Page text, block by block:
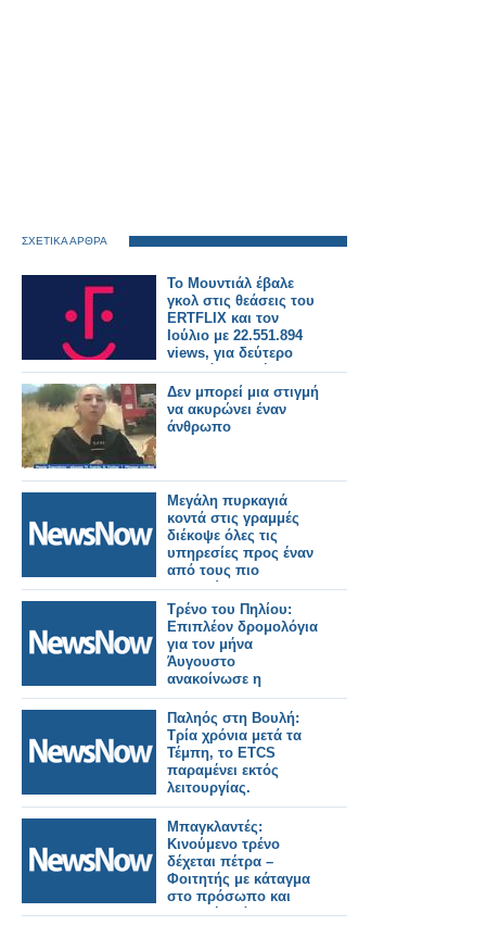
ΣΧΕΤΙΚΑ ΑΡΘΡΑ
Το Μουντιάλ έβαλε
γκολ στις θεάσεις του
ERTFLIX και τον
Ιούλιο με 22.551.894
views, για δεύτερο
συνεχόμενο μήνα
Δεν μπορεί μια στιγμή
να ακυρώνει έναν
άνθρωπο
Μεγάλη πυρκαγιά
κοντά στις γραμμές
διέκοψε όλες τις
υπηρεσίες προς έναν
από τους πιο
πολυσύχναστους
σιδηροδρομικούς
σταθμούς του
Λονδίνου.
Τρένο του Πηλίου:
Επιπλέον δρομολόγια
για τον μήνα
Άυγουστο
ανακοίνωσε η
Hellenic Train.
Παληός στη Βουλή:
Τρία χρόνια μετά τα
Τέμπη, το ETCS
παραμένει εκτός
λειτουργίας.
Μπαγκλαντές:
Κινούμενο τρένο
δέχεται πέτρα –
Φοιτητής με κάταγμα
στο πρόσωπο και
σοβαρή βλάβη στην